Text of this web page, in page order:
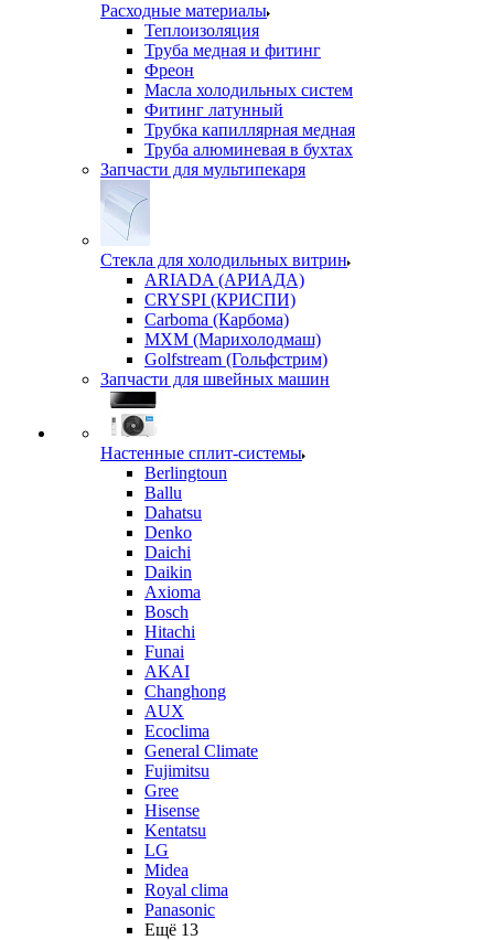
Расходные материалы
Теплоизоляция
Труба медная и фитинг
Фреон
Масла холодильных систем
Фитинг латунный
Трубка капиллярная медная
Труба алюминевая в бухтах
Запчасти для мультипекаря
Стекла для холодильных витрин
ARIADA (АРИАДА)
CRYSPI (КРИСПИ)
Carboma (Карбома)
MXM (Марихолодмаш)
Golfstream (Гольфстрим)
Запчасти для швейных машин
Настенные сплит-системы
Berlingtoun
Ballu
Dahatsu
Denko
Daichi
Daikin
Axioma
Bosch
Hitachi
Funai
AKAI
Changhong
AUX
Ecoclima
General Climate
Fujimitsu
Gree
Hisense
Kentatsu
LG
Midea
Royal clima
Panasonic
Ещё 13